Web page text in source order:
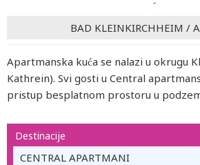
BAD KLEINKIRCHHEIM /
Apartmanska kuća se nalazi u okrugu
Kathrein). Svi gosti u Central
pristup besplatnom prostoru u
Destinacije
CENTRAL APARTMANI